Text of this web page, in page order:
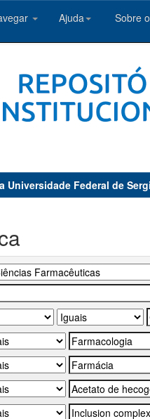
Ajuda Sobre
Federal de